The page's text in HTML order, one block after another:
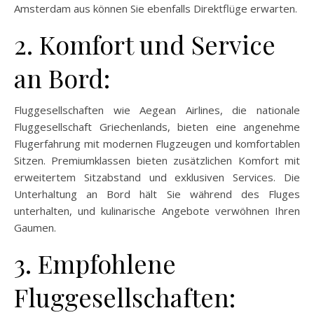
Amsterdam aus können Sie ebenfalls Direktflüge erwarten.
2. Komfort und Service
an Bord:
Fluggesellschaften wie Aegean Airlines, die nationale
Fluggesellschaft Griechenlands, bieten eine angenehme
Flugerfahrung mit modernen Flugzeugen und komfortablen
Sitzen. Premiumklassen bieten zusätzlichen Komfort mit
erweitertem Sitzabstand und exklusiven Services. Die
Unterhaltung an Bord hält Sie während des Fluges
unterhalten, und kulinarische Angebote verwöhnen Ihren
Gaumen.
3. Empfohlene
Fluggesellschaften: